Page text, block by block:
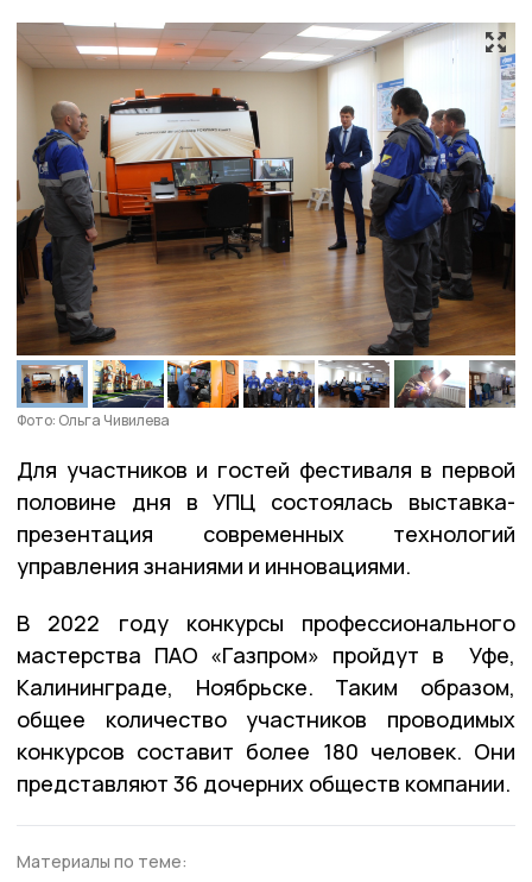
Фото: Ольга Чивилева
Для участников и гостей фестиваля в первой
половине дня в УПЦ состоялась выставка-
презентация современных технологий
управления знаниями и инновациями.
В 2022 году конкурсы профессионального
мастерства ПАО «Газпром» пройдут в Уфе,
Калининграде, Ноябрьске. Таким образом,
общее количество участников проводимых
конкурсов составит более 180 человек. Они
представляют 36 дочерних обществ компании.
Материалы по теме: